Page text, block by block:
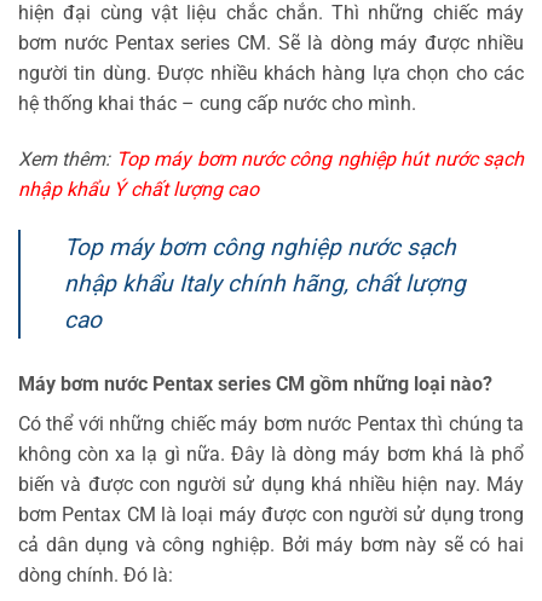
hiện đại cùng vật liệu chắc chắn. Thì những chiếc máy
bơm nước Pentax series CM. Sẽ là dòng máy được nhiều
người tin dùng. Được nhiều khách hàng lựa chọn cho các
hệ thống khai thác – cung cấp nước cho mình.
Xem thêm: Top máy bơm nước công nghiệp hút nước sạch
nhập khẩu Ý chất lượng cao
Top máy bơm công nghiệp nước sạch
nhập khẩu Italy chính hãng, chất lượng
cao
Máy bơm nước Pentax series CM gồm những loại nào?
Có thể với những chiếc máy bơm nước Pentax thì chúng ta
không còn xa lạ gì nữa. Đây là dòng máy bơm khá là phổ
biến và được con người sử dụng khá nhiều hiện nay. Máy
bơm Pentax CM là loại máy được con người sử dụng trong
cả dân dụng và công nghiệp. Bởi máy bơm này sẽ có hai
dòng chính. Đó là: